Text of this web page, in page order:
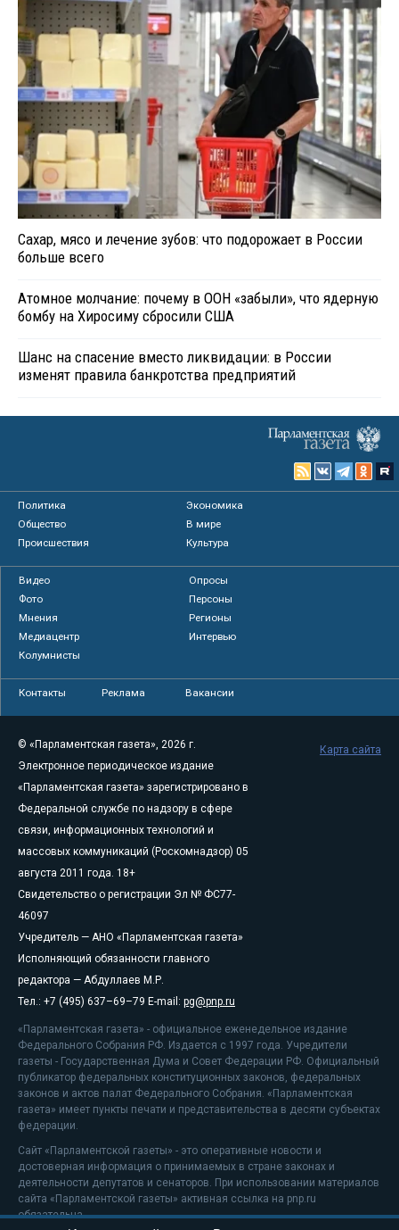
Сахар, мясо и лечение зубов: что подорожает в России
больше всего
Атомное молчание: почему в ООН «забыли», что ядерную
бомбу на Хиросиму сбросили США
Шанс на спасение вместо ликвидации: в России
изменят правила банкротства предприятий
Политика
Экономика
Общество
В мире
Происшествия
Культура
Видео
Опросы
Фото
Персоны
Мнения
Регионы
Медиацентр
Интервью
Колумнисты
Контакты Реклама Вакансии
© «Парламентская газета», 2026 г.
Электронное периодическое издание
«Парламентская газета» зарегистрировано в
Федеральной службе по надзору в сфере
связи, информационных технологий и
массовых коммуникаций (Роскомнадзор) 05
августа 2011 года. 18+
Свидетельство о регистрации Эл № ФС77-
46097
Учредитель — АНО «Парламентская газета»
Исполняющий обязанности главного
редактора — Абдуллаев М.Р.
Тел.: +7 (495) 637–69–79 E-mail: pg@pnp.ru
«Парламентская газета» - официальное еженедельное издание
Федерального Собрания РФ. Издается с 1997 года. Учредители
газеты - Государственная Дума и Совет Федерации РФ. Официальный
публикатор федеральных конституционных законов, федеральных
законов и актов палат Федерального Собрания. «Парламентская
газета» имеет пункты печати и представительства в десяти субъектах
федерации.
Сайт «Парламентской газеты» - это оперативные новости и
достоверная информация о принимаемых в стране законах и
деятельности депутатов и сенаторов. При использовании материалов
сайта «Парламентской газеты» активная ссылка на pnp.ru
обязательна.
Карта сайта